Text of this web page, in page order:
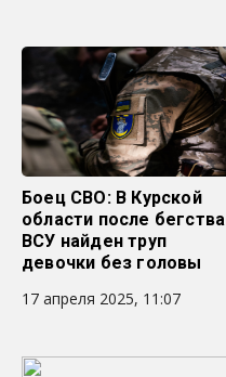
Боец СВО: В Курской
области после бегства
ВСУ найден труп
девочки без головы
17 апреля 2025, 11:07